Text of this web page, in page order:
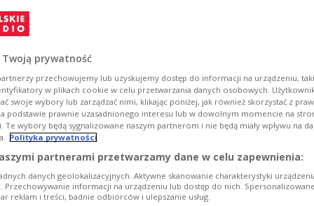
Wizyta na Darze Pomorza, w Muzeum Emigracji i
kolejka na Kamienną Górę i drzwi Janka
radiowej Jedynki, podczas ostatniej audycji "Lata z
Zobacz więcej na temat:
Nadbałtycki kurort w przedostatni
W czwartek wspólnie z Małgorzatą Głogowską
na samej północy Polski na malowniczym Półwyspie
prywatność
przechowujemy lub uzyskujemy dostęp do informacji na urządzeniu,
w plikach cookie w celu przetwarzania danych osobowych.
swoje wybory lub zarządzać nimi, klikając poniżej, jak również skorzystać z
podstawie prawnie uzasadnionego interesu lub w dowolnym momencie na
Te wybory będą sygnalizowane naszym partnerom i nie będą miały wpływu na
Polityka prywatności
partnerami przetwarzamy dane w celu zapewnienia:
danych geolokalizacyjnych. Aktywne skanowanie charakterystyki
Przechowywanie informacji na urządzeniu lub dostęp do nich.
reklam i treści, badnie odbiorców i ulepszanie usług.